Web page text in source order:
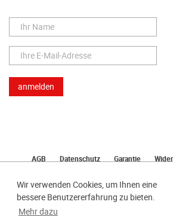
Wir verwenden Cookies, um Ihnen eine
bessere Benutzererfahrung zu bieten.
Mehr dazu
AGB Datenschutz Garantie